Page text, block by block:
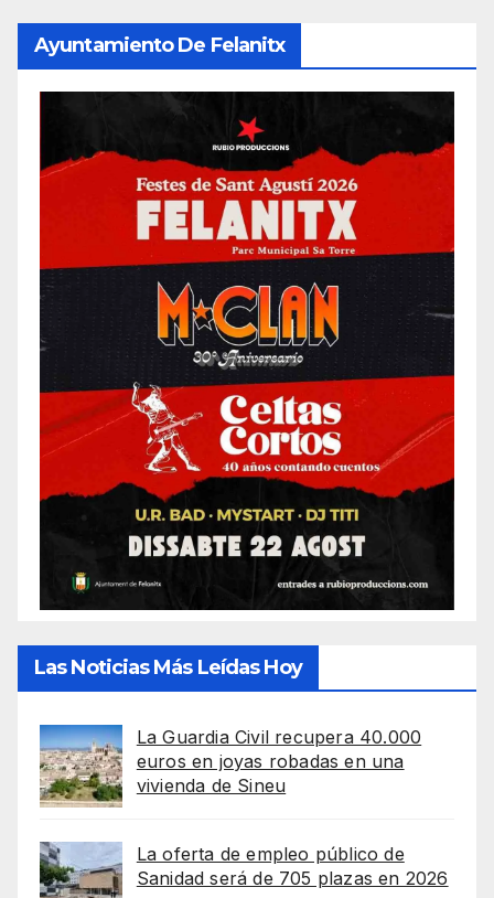
Ayuntamiento De Felanitx
Las Noticias Más Leídas Hoy
La Guardia Civil recupera 40.000
euros en joyas robadas en una
vivienda de Sineu
La oferta de empleo público de
Sanidad será de 705 plazas en 2026